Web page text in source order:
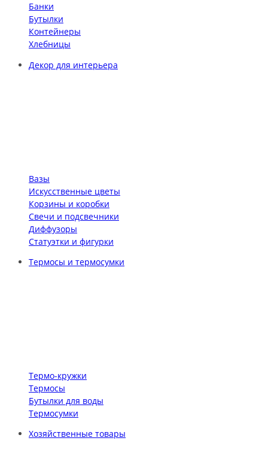
Банки
Бутылки
Контейнеры
Хлебницы
Декор для интерьера
Вазы
Искусственные цветы
Корзины и коробки
Свечи и подсвечники
Диффузоры
Статуэтки и фигурки
Термосы и термосумки
Термо-кружки
Термосы
Бутылки для воды
Термосумки
Хозяйственные товары